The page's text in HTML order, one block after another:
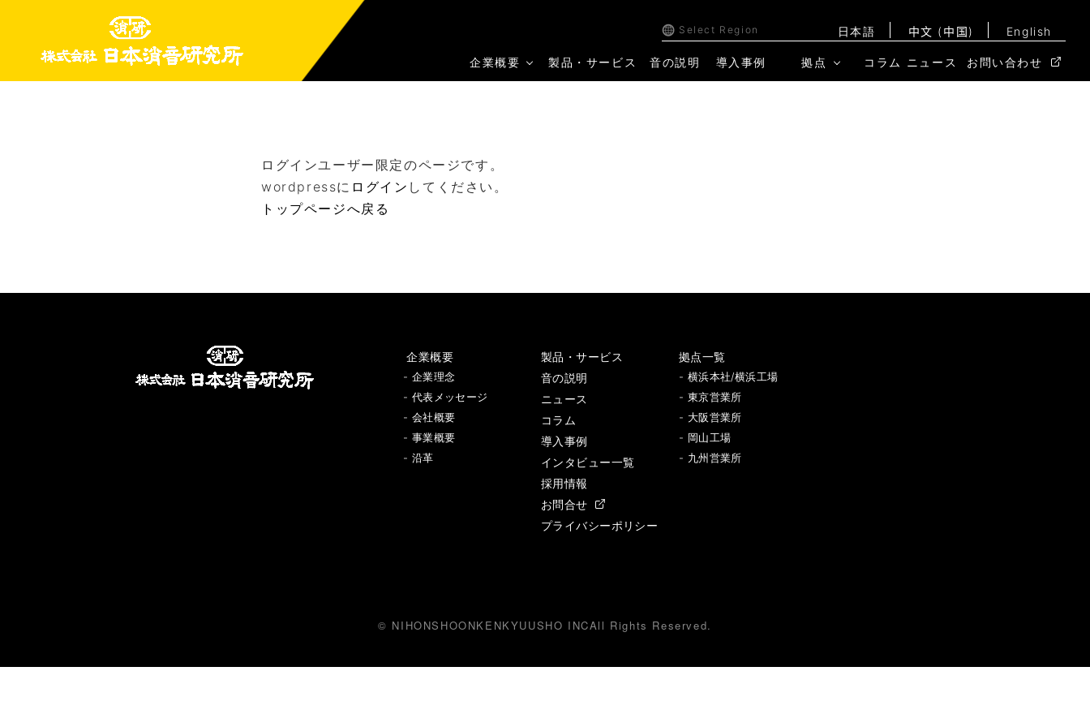
Select Region 日本語 中文 (中国) English
企業概要 製品・サービス 音の説明 導入事例 拠点 コラム ニュース お問い合わせ
ログインユーザー限定のページです。
wordpressに ログイン してください。
トップページへ戻る
企業概要
- 企業理念
- 代表メッセージ
- 会社概要
- 事業概要
- 沿革
製品・サービス
音の説明
ニュース
コラム
導入事例
インタビュー一覧
採用情報
お問合せ
プライバシーポリシー
拠点一覧
- 横浜本社/横浜工場
- 東京営業所
- 大阪営業所
- 岡山工場
- 九州営業所
© NIHONSHOONKENKYUUSHO INCAll Rights Reserved.